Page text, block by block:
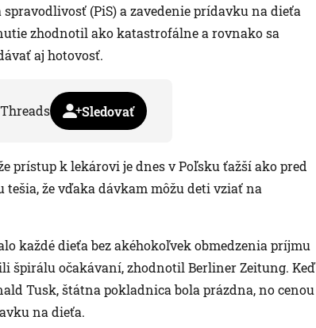
(PiS) a zavedenie prídavku na dieťa
zhodnotil ako katastrofálne a rovnako sa
aj hotovosť.
Sledovať
prístup k lekárovi je dnes v Poľsku ťažší ako pred
že vďaka dávkam môžu deti vziať na
každé dieťa bez akéhokoľvek obmedzenia príjmu
špirálu očakávaní, zhodnotil Berliner Zeitung. Keď
Tusk, štátna pokladnica bola prázdna, no cenou
na dieťa.